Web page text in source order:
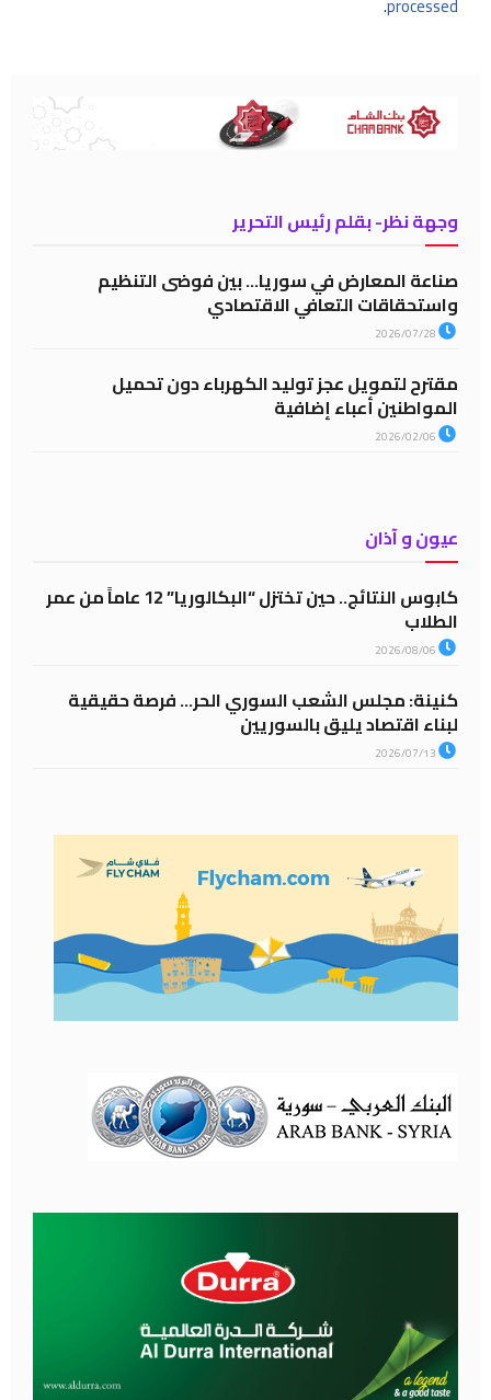
وجهة نظر- بقلم رئيس التحرير
صناعة المعارض في سوريا… بين فوضى التنظيم
واستحقاقات التعافي الاقتصادي
مقترح لتمويل عجز توليد الكهرباء دون تحميل
المواطنين أعباء إضافية
عيون و آذان
كابوس النتائج.. حين تختزل “البكالوريا” 12 عاماً من عمر
الطلاب
كنينة: مجلس الشعب السوري الحر… فرصة حقيقية
لبناء اقتصاد يليق بالسوريين